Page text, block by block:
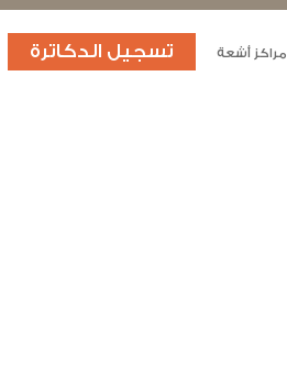
مراكز أشعة تسجيل الدكاترة